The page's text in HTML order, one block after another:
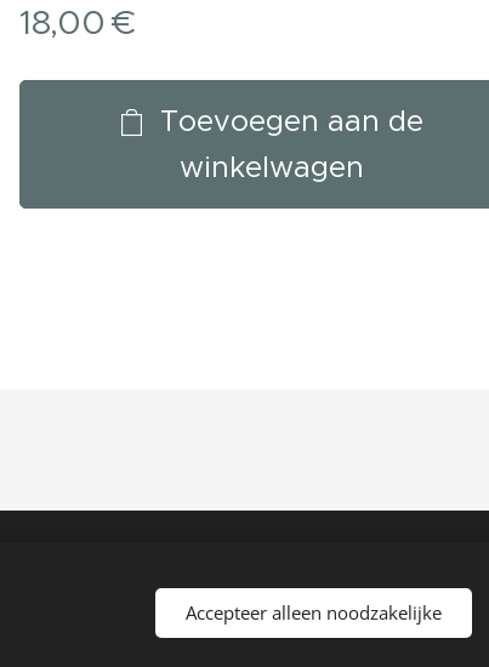
18,00 €
Toevoegen aan de
winkelwagen
Accepteer alleen noodzakelijke